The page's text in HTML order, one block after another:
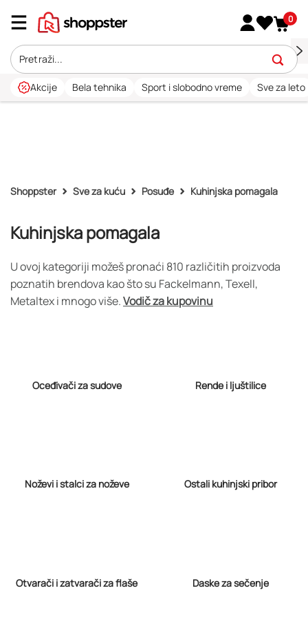
0
Akcije Bela tehnika Sport i slobodno vreme Sve za leto
Shoppster Sve za kuću Posuđe Kuhinjska pomagala
Kuhinjska pomagala
U ovoj kategoriji možeš pronaći 810 različitih proizvoda
poznatih brendova kao što su Fackelmann, Texell,
Metaltex i mnogo više.Vodič za kupovinu
Oceđivači za sudove Rende i ljuštilice
Noževi i stalci za noževe Ostali kuhinjski pribor
Otvarači i zatvarači za flaše Daske za sečenje